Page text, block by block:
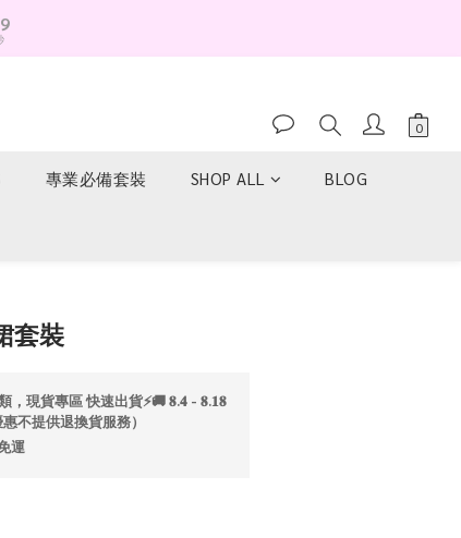
9
8
專業必備套裝 SHOP ALL BLOG
套裝
，現貨專區 快速出貨⚡️🚚 𝟖.𝟒 - 𝟖.𝟏𝟖
不提供退換貨服務）
運